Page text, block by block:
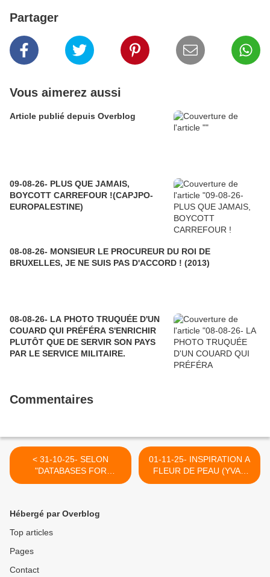
Partager
Vous aimerez aussi
Article publié depuis Overblog
09-08-26- PLUS QUE JAMAIS,
BOYCOTT CARREFOUR !(CAPJPO-
EUROPALESTINE)
08-08-26- MONSIEUR LE PROCUREUR DU ROI DE
BRUXELLES, JE NE SUIS PAS D'ACCORD ! (2013)
08-08-26- LA PHOTO TRUQUÉE D'UN
COUARD QUI PRÉFÉRA S'ENRICHIR
PLUTÔT QUE DE SERVIR SON PAYS
PAR LE SERVICE MILITAIRE.
Commentaires
< 31-10-25- SELON
"DATABASES FOR
PALESTINE", 50 % DES
EUX ( NO FRONTIERS -
KALEN GOODLUCK- LE
01-11-25- INSPIRATION A
FLEUR DE PEAU (YVAN
BALCHOY) >
Hébergé par Overblog
Top articles
Pages
Contact